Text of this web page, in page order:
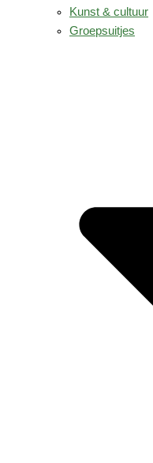
Kunst & cultuur
Groepsuitjes